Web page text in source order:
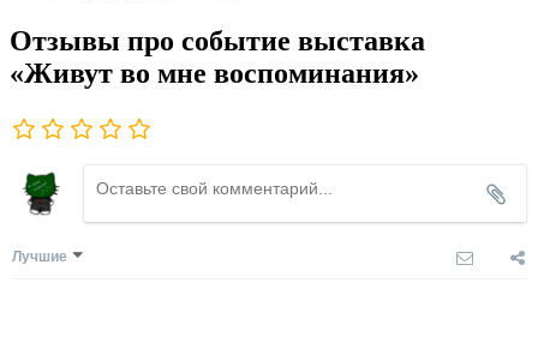
Отзывы про событие выставка
«Живут во мне воспоминания»
Лучшие